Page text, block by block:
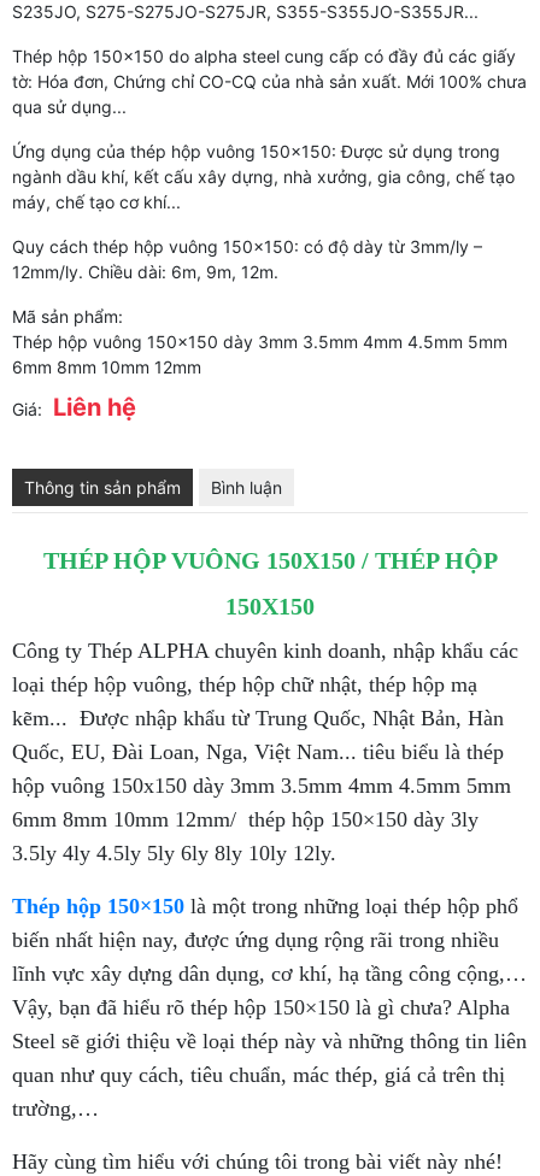
S235JO, S275-S275JO-S275JR, S355-S355JO-S355JR...
Thép hộp 150x150 do alpha steel cung cấp có đầy đủ các giấy
tờ: Hóa đơn, Chứng chỉ CO-CQ của nhà sản xuất. Mới 100% chưa
qua sử dụng...
Ứng dụng của thép hộp vuông 150x150: Được sử dụng trong
ngành dầu khí, kết cấu xây dựng, nhà xưởng, gia công, chế tạo
máy, chế tạo cơ khí...
Quy cách thép hộp vuông 150x150: có độ dày từ 3mm/ly –
12mm/ly. Chiều dài: 6m, 9m, 12m.
Mã sản phẩm:
Thép hộp vuông 150x150 dày 3mm 3.5mm 4mm 4.5mm 5mm
6mm 8mm 10mm 12mm
Giá: Liên hệ
Thông tin sản phẩm Bình luận
THÉP HỘP VUÔNG 150X150 / THÉP HỘP
150X150
Công ty Thép ALPHA chuyên kinh doanh, nhập khẩu các
loại thép hộp vuông, thép hộp chữ nhật, thép hộp mạ
kẽm... Được nhập khẩu từ Trung Quốc, Nhật Bản, Hàn
Quốc, EU, Đài Loan, Nga, Việt Nam... tiêu biểu là thép
hộp vuông 150x150 dày 3mm 3.5mm 4mm 4.5mm 5mm
6mm 8mm 10mm 12mm/ thép hộp 150×150 dày 3ly
3.5ly 4ly 4.5ly 5ly 6ly 8ly 10ly 12ly.
Thép hộp 150×150 là một trong những loại thép hộp phổ
biến nhất hiện nay, được ứng dụng rộng rãi trong nhiều
lĩnh vực xây dựng dân dụng, cơ khí, hạ tầng công cộng,…
Vậy, bạn đã hiểu rõ thép hộp 150×150 là gì chưa? Alpha
Steel sẽ giới thiệu về loại thép này và những thông tin liên
quan như quy cách, tiêu chuẩn, mác thép, giá cả trên thị
trường,…
Hãy cùng tìm hiểu với chúng tôi trong bài viết này nhé!